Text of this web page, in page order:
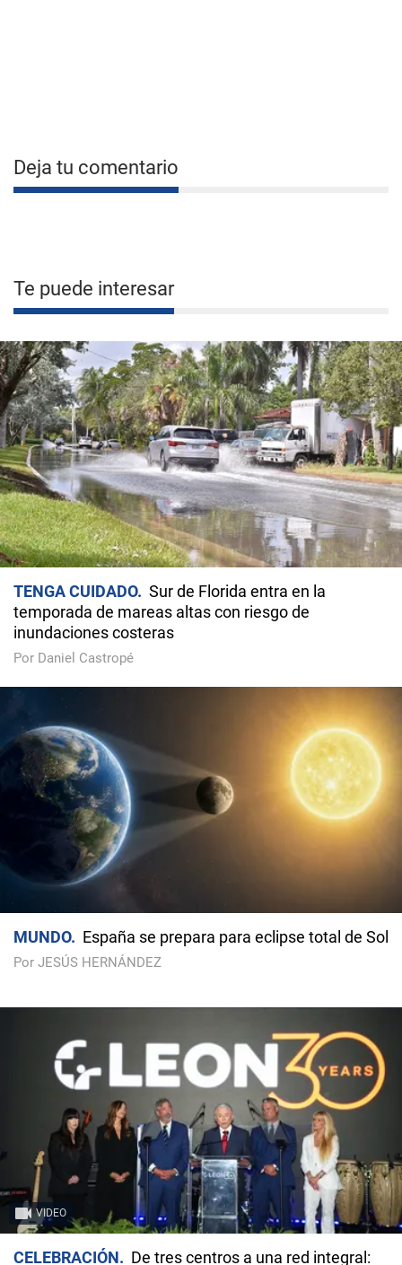
Deja tu comentario
Te puede interesar
TENGA CUIDADO
Sur de Florida entra en la
temporada de mareas altas con riesgo de
inundaciones costeras
Por Daniel Castropé
MUNDO España se prepara para eclipse total de Sol
Por JESÚS HERNÁNDEZ
VIDEO
CELEBRACIÓN
De tres centros a una red integral: